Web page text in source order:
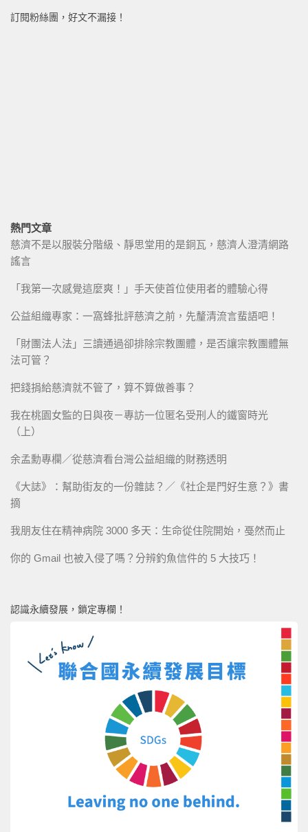
訂閱粉絲團，好文不漏接！
熱門文章
慈濟不是以服裝分階級、靜思堂用的是銅瓦，慈濟人澄清網路
謠言
「我第一次感覺這麼爽！」手天使首位使用者的體驗心得
公益組織專家：一窩蜂批評慈濟之前，先釐清流言蜚語吧！
「財團法人法」三讀通過卻排除宗教團體，是否讓宗教團體無
法可管？
把錢捐給慈濟就不管了，算不算做善事？
我在桃園女監的日與夜－專訪一位匿名受刑人的鐵窗時光
（上）
余孟勳專欄／從慈濟看台灣公益組織的財務透明
《大誌》：幫助街友的一份雜誌？／《社企是門好生意？》書
摘
我朋友住在精神病院 3000 多天：生命從住院開始，戞然而止
你的 Gmail 也被入侵了嗎？分辨釣魚信件的 5 大技巧！
認識永續發展，鎖定專欄！